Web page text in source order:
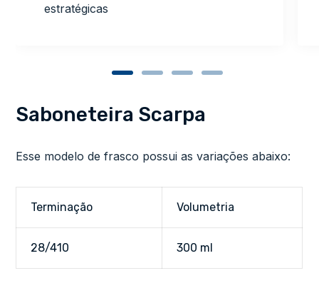
estratégicas
Saboneteira Scarpa
Esse modelo de frasco possui as variações abaixo:
Terminação Volumetria
28/410 300 ml